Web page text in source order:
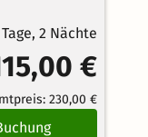
2 Nächte
€
230,00 €